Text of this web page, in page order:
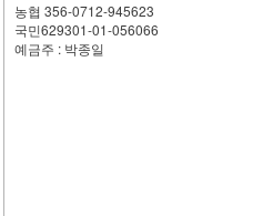
농협 356-0712-945623
국민629301-01-056066
예금주 : 박종일